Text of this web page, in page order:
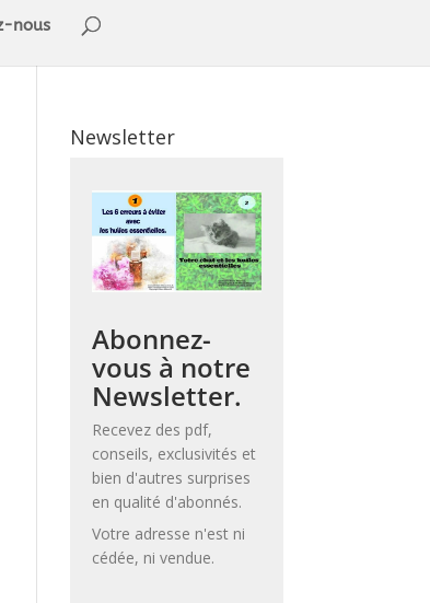
nous
Newsletter
Abonnez-
vous à notre
Newsletter.
Recevez des pdf,
conseils, exclusivités et
bien d'autres surprises
en qualité d'abonnés.
Votre adresse n'est ni
cédée, ni vendue.